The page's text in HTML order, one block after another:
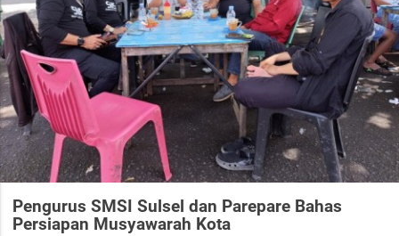
Pengurus SMSI Sulsel dan Parepare Bahas
Persiapan Musyawarah Kota